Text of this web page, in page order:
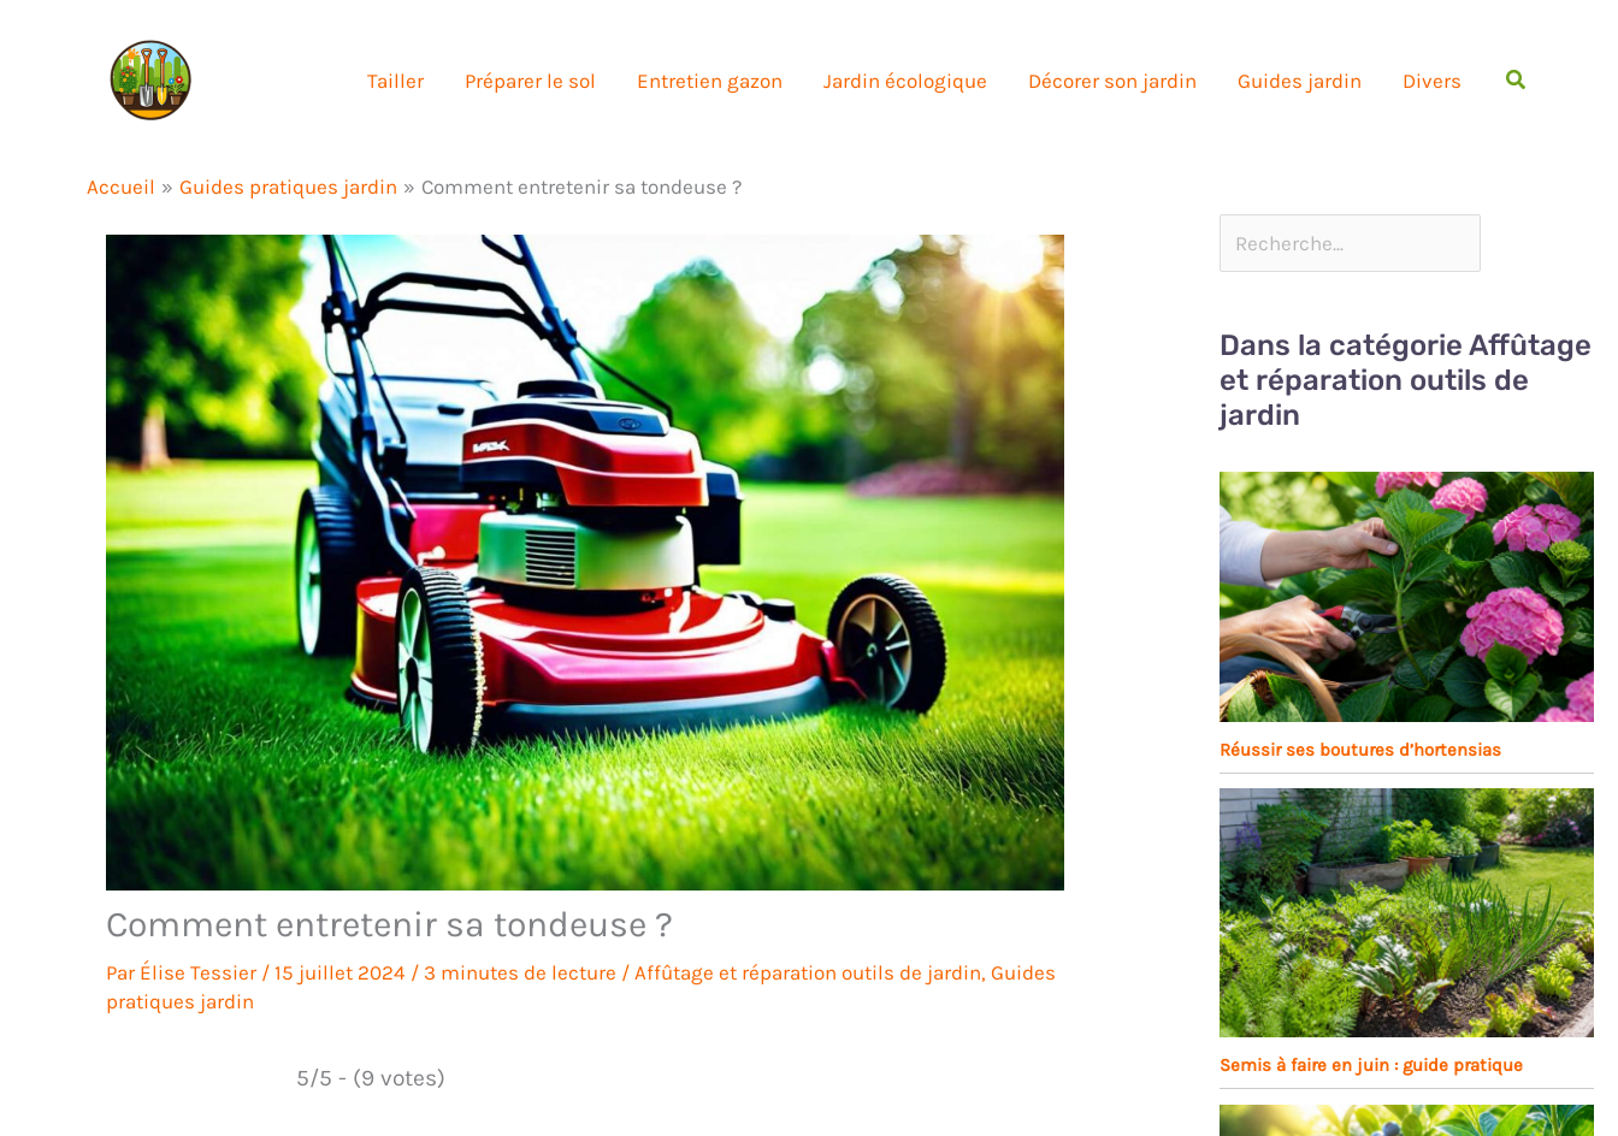
Tailler Préparer le sol Entretien gazon Jardin écologique Décorer son jardin Guides jardin Divers
Accueil Guides pratiques jardin Comment entretenir sa tondeuse ?
Comment entretenir sa tondeuse ?
Par Élise Tessier / 15 juillet 2024 / 3 minutes de lecture / Affûtage et réparation outils de jardin, Guides
pratiques jardin
5/5 - (9 votes)
Dans la catégorie Affûtage
et réparation outils de
jardin
Réussir ses boutures d’hortensias
Semis à faire en juin : guide pratique